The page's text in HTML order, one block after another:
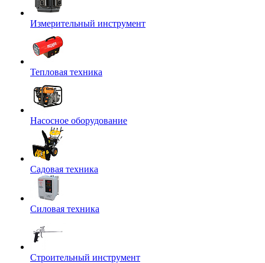
Измерительный инструмент
Тепловая техника
Насосное оборудование
Садовая техника
Силовая техника
Строительный инструмент